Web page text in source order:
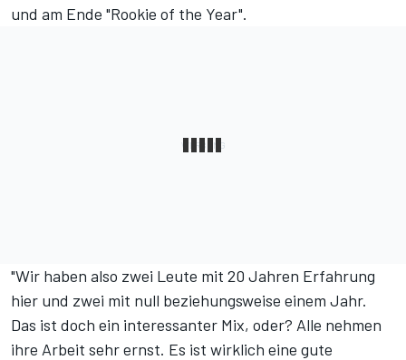
und am Ende "Rookie of the Year".
"Wir haben also zwei Leute mit 20 Jahren Erfahrung
hier und zwei mit null beziehungsweise einem Jahr.
Das ist doch ein interessanter Mix, oder? Alle nehmen
ihre Arbeit sehr ernst. Es ist wirklich eine gute